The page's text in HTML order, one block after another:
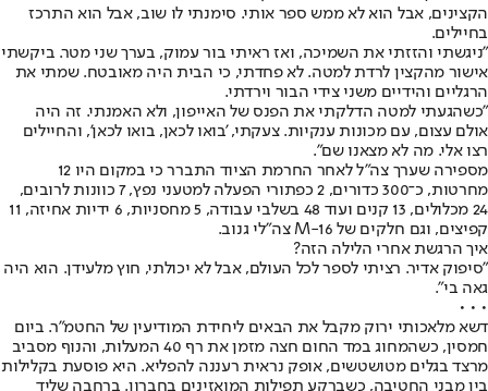
הקצינים, אבל הוא לא ממש ספר אותי. סימנתי לו שוב, אבל הוא התרכז
בחיילים.
"ניגשתי והזזתי את השמיכה, ואז ראיתי בור עמוק, בערך שני מטר. ביקשתי
אישור מהקצין לרדת למטה. לא פחדתי, כי הבית היה מאובטח. שמתי את
הרגליים והידיים משני צידי הבור וירדתי.
"כשהגעתי למטה הדלקתי את הפנס של האייפון, ולא האמנתי. זה היה
אולם עצום, עם מכונות ענקיות. צעקתי, 'בואו לכאן, בואו לכאן', והחיילים
רצו אלי. מה לא מצאנו שם".
מספירה שערך צה"ל לאחר החרמת הציוד התברר כי במקום היו 12
מחרטות, כ־300 כדורים, 2 כפתורי הפעלה למטעני נפץ, 7 כוונות לרובים,
24 מכלולים, 13 קנים ועוד 48 בשלבי עבודה, 5 מחסניות, 6 ידיות אחיזה, 11
קפיצים, וגם חלקים של M-16 צה"לי גנוב.
איך הרגשת אחרי הלילה הזה?
"סיפוק אדיר. רציתי לספר לכל העולם, אבל לא יכולתי, חוץ מלעידן. הוא היה
גאה בי".
• • •
דשא מלאכותי ירוק מקבל את הבאים ליחידת המודיעין של החטמ"ר. ביום
חמסין, כשהמחוג במד החום חצה מזמן את רף 40 המעלות, והנוף מסביב
מרצד בגלים מטושטשים, אופק נראית רעננה להפליא. היא פוסעת בקלילות
בין מבני החטיבה, כשברקע תפילות המואזינים בחברון. ברחבה שליד